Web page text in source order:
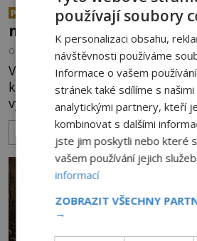
PREMIUM
Děsivé čipekve:
mokřadech potomek
OD 28.7.2026 3.6TIS
V bažinách střední Afriky se
kterým prchají i zkušení lovci.
vyprávění mu připisují roh,
schopnou zabít hrocha. Evropští cestovatelé v něm
viděli neznámého tlustokožce,
přeživšího dinosaura. Výpravy
čipekve vydávají déle než sto
nějaké důkazy, které by
[galle
používají soubory
K personalizaci obsahu,
návštěvnosti používáme
Informace o vašem
stránek také sdílíme s našimi
analytickými partnery, kteří
kombinovat s dalšími
jste jim poskytli nebo které
vašem používání jejich
informací
ZOBRAZIT VŠECHNY
→